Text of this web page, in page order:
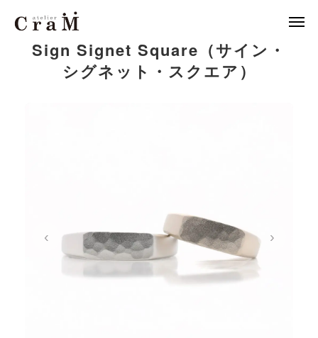
Sign Signet Square（サイン・
シグネット・スクエア）
‹ ›
セットリング